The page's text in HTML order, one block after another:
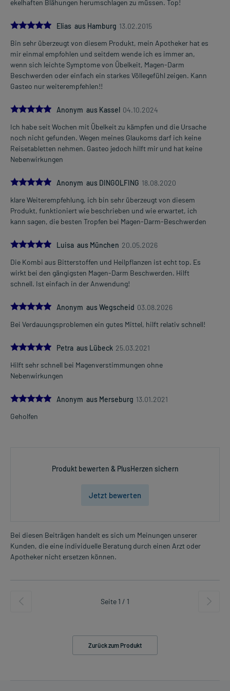
ekelhaften Blähungen herumschlagen zu müssen. Top!
5.0
Elias aus Hamburg 13.02.2015
Bin sehr überzeugt von diesem Produkt, mein Apotheker hat es
mir einmal empfohlen und seitdem wende ich es immer an,
wenn sich leichte Symptome von Übelkeit, Magen-Darm
Beschwerden oder einfach ein starkes Völlegefühl zeigen. Kann
Gasteo nur weiterempfehlen!!
5.0Anonym aus Kassel 04.10.2024
Ich habe seit Wochen mit Übelkeit zu kämpfen und die Ursache
noch nicht gefunden. Wegen meines Glaukoms darf ich keine
Reisetabletten nehmen. Gasteo jedoch hilft mir und hat keine
Nebenwirkungen
5.0Anonym aus DINGOLFING 18.08.2020
klare Weiterempfehlung, ich bin sehr überzeugt von diesem
Produkt, funktioniert wie beschrieben und wie erwartet, ich
kann sagen, die besten Tropfen bei Magen-Darm-Beschwerden
5.0Luisa aus München 20.05.2026
Die Kombi aus Bitterstoffen und Heilpflanzen ist echt top. Es
wirkt bei den gängigsten Magen-Darm Beschwerden. Hilft
schnell. Ist einfach in der Anwendung!
5.0Anonym aus Wegscheid 03.08.2026
Bei Verdauungsproblemen ein gutes Mittel, hilft relativ schnell!
5.0
Petra aus Lübeck 25.03.2021
Hilft sehr schnell bei Magenverstimmungen ohne
Nebenwirkungen
5.0Anonym aus Merseburg 13.01.2021
Geholfen
Produkt bewerten & PlusHerzen sichern
Jetzt bewerten
Bei diesen Beiträgen handelt es sich um Meinungen unserer
Kunden, die eine individuelle Beratung durch einen Arzt oder
Apotheker nicht ersetzen können.
Seite 1 / 1
Zurück zum Produkt